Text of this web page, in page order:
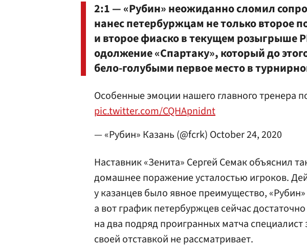
2:1 — «Рубин» неожиданно сломил
нанес петербуржцам не только второе
и второе фиаско в текущем розыгрыше
одолжение «Спартаку», который до
бело-голубыми первое место в
Особенные эмоции нашего главного
pic.twitter.com/CQHApnidnt
— «Рубин» Казань (@fcrk) October 24, 2020
Наставник «Зенита» Сергей Семак объяснил
домашнее поражение усталостью игроков.
у казанцев было явное преимущество, «Рубин»
а вот график петербуржцев сейчас
на два подряд проигранных матча специалист
своей отставкой не рассматривает.